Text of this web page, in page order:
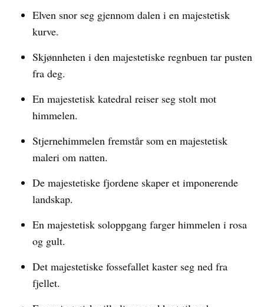
Elven snor seg gjennom dalen i en majestetisk
kurve.
Skjønnheten i den majestetiske regnbuen tar pusten
fra deg.
En majestetisk katedral reiser seg stolt mot
himmelen.
Stjernehimmelen fremstår som en majestetisk
maleri om natten.
De majestetiske fjordene skaper et imponerende
landskap.
En majestetisk soloppgang farger himmelen i rosa
og gult.
Det majestetiske fossefallet kaster seg ned fra
fjellet.